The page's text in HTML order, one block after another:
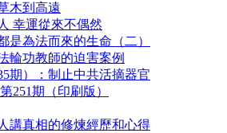
木到高遠
幸運從來不偶然
是為法而來的生命（二）
輪功教師的迫害案例
期）：制止中共活摘器官
251期（印刷版）
講真相的修煉經歷和心得